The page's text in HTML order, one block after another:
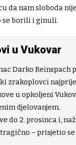
da nam sloboda
se borili i ginuli.
u Vukovar
Darko Reinspach
zrakoplovci
u opkoljeni
djelovanjem.
do 2. prosinca i,
– prisjetio se